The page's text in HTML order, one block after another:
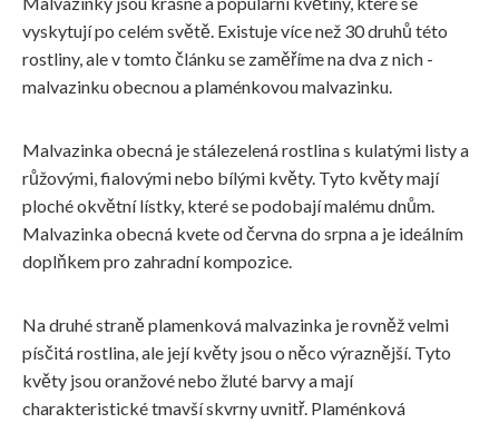
vyskytují po celém světě. Existuje více než 30 druhů této
rostliny, ale v tomto článku se zaměříme na dva z nich -
malvazinku obecnou a plaménkovou malvazinku.
Malvazinka obecná je stálezelená rostlina s kulatými listy a
růžovými, fialovými nebo bílými květy. Tyto květy mají
ploché okvětní lístky, které se podobají malému dnům.
Malvazinka obecná kvete od června do srpna a je ideálním
doplňkem pro zahradní kompozice.
Na druhé straně plamenková malvazinka je rovněž velmi
písčitá rostlina, ale její květy jsou o něco výraznější. Tyto
květy jsou oranžové nebo žluté barvy a mají
charakteristické tmavší skvrny uvnitř. Plaménková